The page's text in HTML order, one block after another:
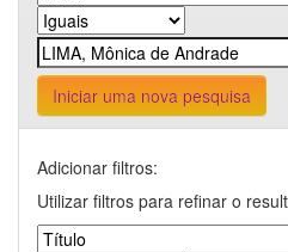
Iniciar uma nova pesquisa
Adicionar filtros:
Utilizar filtros para refinar o